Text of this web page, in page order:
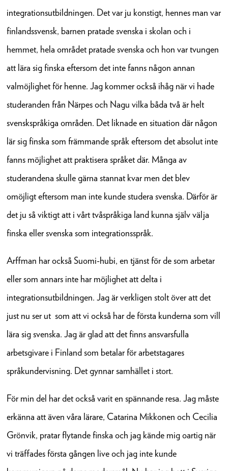
integrationsutbildningen. Det var ju konstigt, hennes man var
finlandssvensk, barnen pratade svenska i skolan och i
hemmet, hela området pratade svenska och hon var tvungen
att lära sig finska eftersom det inte fanns någon annan
valmöjlighet för henne. Jag kommer också ihåg när vi hade
studeranden från Närpes och Nagu vilka båda två är helt
svenskspråkiga områden. Det liknade en situation där någon
lär sig finska som främmande språk eftersom det absolut inte
fanns möjlighet att praktisera språket där. Många av
studerandena skulle gärna stannat kvar men det blev
omöjligt eftersom man inte kunde studera svenska. Därför är
det ju så viktigt att i vårt tvåspråkiga land kunna själv välja
finska eller svenska som integrationsspråk.
Arffman har också Suomi-hubi, en tjänst för de som arbetar
eller som annars inte har möjlighet att delta i
integrationsutbildningen. Jag är verkligen stolt över att det
just nu ser ut som att vi också har de första kunderna som vill
lära sig svenska. Jag är glad att det finns ansvarsfulla
arbetsgivare i Finland som betalar för arbetstagares
språkundervisning. Det gynnar samhället i stort.
För min del har det också varit en spännande resa. Jag måste
erkänna att även våra lärare, Catarina Mikkonen och Cecilia
Grönvik, pratar flytande finska och jag kände mig oartig när
vi träffades första gången live och jag inte kunde